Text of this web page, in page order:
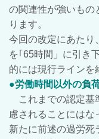
の関連性が強いもの
ります。
今回の改定にあたり
を｢65時間」 に引き
的には現行ラインを
●労働時間以外の負
これまでの認定基
慮されることにはな
新たに前述の過労